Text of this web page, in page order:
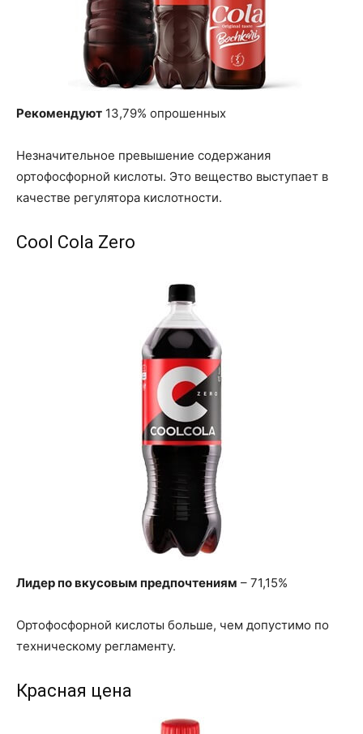
Рекомендуют 13,79% опрошенных
Незначительное превышение содержания
ортофосфорной кислоты. Это вещество выступает в
качестве регулятора кислотности.
Cool Cola Zero
Лидер по вкусовым предпочтениям – 71,15%
Ортофосфорной кислоты больше, чем допустимо по
техническому регламенту.
Красная цена